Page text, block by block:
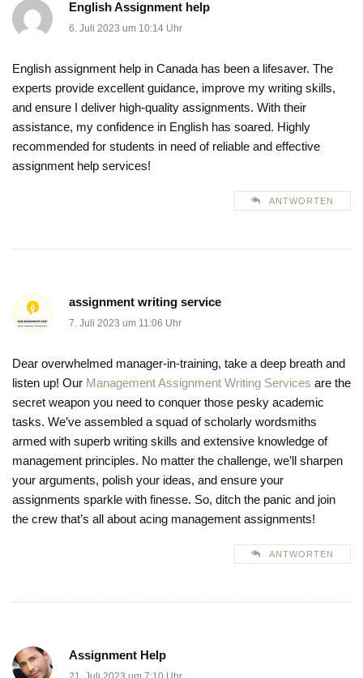
English Assignment help
6. Juli 2023 um 10:14 Uhr
English assignment help in Canada has been a lifesaver. The
experts provide excellent guidance, improve my writing skills,
and ensure I deliver high-quality assignments. With their
assistance, my confidence in English has soared. Highly
recommended for students in need of reliable and effective
assignment help services!
ANTWORTEN
assignment writing service
7. Juli 2023 um 11:06 Uhr
Dear overwhelmed manager-in-training, take a deep breath and
listen up! Our Management Assignment Writing Services are the
secret weapon you need to conquer those pesky academic
tasks. We’ve assembled a squad of scholarly wordsmiths
armed with superb writing skills and extensive knowledge of
management principles. No matter the challenge, we’ll sharpen
your arguments, polish your ideas, and ensure your
assignments sparkle with finesse. So, ditch the panic and join
the crew that’s all about acing management assignments!
ANTWORTEN
Assignment Help